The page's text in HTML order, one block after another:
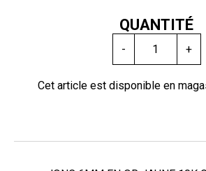
QUANTITÉ
- +
Cet article est disponible en